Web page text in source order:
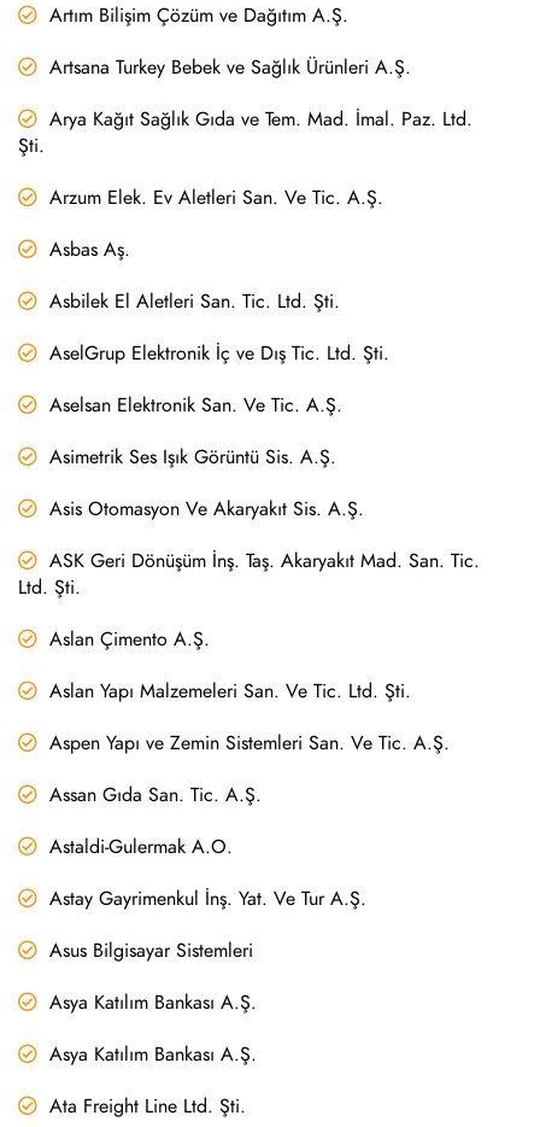
Artım Bilişim Çözüm ve Dağıtım A.Ş.
Artsana Turkey Bebek ve Sağlık Ürünleri A.Ş.
Arya Kağıt Sağlık Gıda ve Tem. Mad. İmal. Paz. Ltd.
Şti.
Arzum Elek. Ev Aletleri San. Ve Tic. A.Ş.
Asbas Aş.
Asbilek El Aletleri San. Tic. Ltd. Şti.
AselGrup Elektronik İç ve Dış Tic. Ltd. Şti.
Aselsan Elektronik San. Ve Tic. A.Ş.
Asimetrik Ses Işık Görüntü Sis. A.Ş.
Asis Otomasyon Ve Akaryakıt Sis. A.Ş.
ASK Geri Dönüşüm İnş. Taş. Akaryakıt Mad. San. Tic.
Ltd. Şti.
Aslan Çimento A.Ş.
Aslan Yapı Malzemeleri San. Ve Tic. Ltd. Şti.
Aspen Yapı ve Zemin Sistemleri San. Ve Tic. A.Ş.
Assan Gıda San. Tic. A.Ş.
Astaldi-Gulermak A.O.
Astay Gayrimenkul İnş. Yat. Ve Tur A.Ş.
Asus Bilgisayar Sistemleri
Asya Katılım Bankası A.Ş.
Asya Katılım Bankası A.Ş.
Ata Freight Line Ltd. Şti.